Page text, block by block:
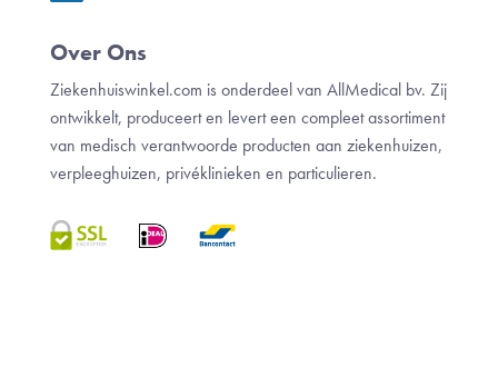
Over Ons
Ziekenhuiswinkel.com is onderdeel van AllMedical bv. Zij
ontwikkelt, produceert en levert een compleet assortiment
van medisch verantwoorde producten aan ziekenhuizen,
verpleeghuizen, privéklinieken en particulieren.